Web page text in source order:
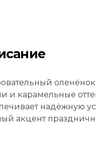
и карамельные
надёжную
акцент